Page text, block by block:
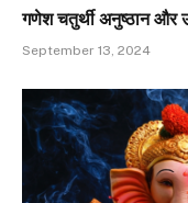
गणेश चतुर्थी अनुष्ठान और
September 13, 2024